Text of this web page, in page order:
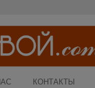
КОНТАКТЫ